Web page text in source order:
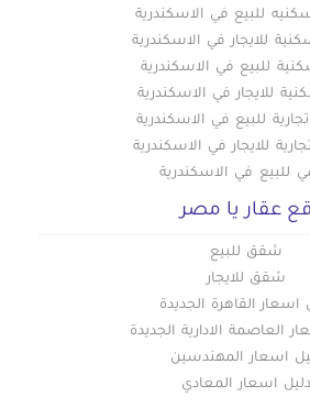
للبيع في الاسكندرية
للايجار في الاسكندرية
للبيع في الاسكندرية
للايجار في الاسكندرية
للبيع في الاسكندرية
للايجار في الاسكندرية
للبيع في الاسكندرية
عقار يا مصر
شقق للبيع
شقق للايجار
اسعار القاهرة الجديدة
العاصمة الادارية الجديدة
اسعار المهندسين
دليل اسعار المعادي